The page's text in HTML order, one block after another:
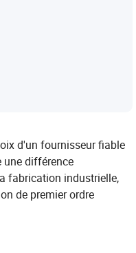
d'un fournisseur fiable
une différence
fabrication industrielle,
de premier ordre